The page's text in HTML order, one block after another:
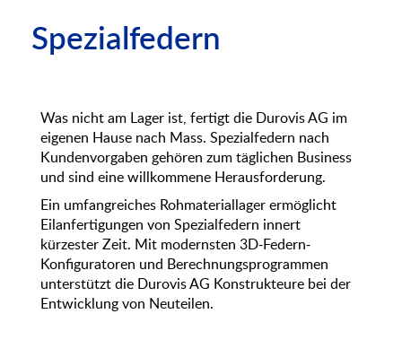
Spezialfedern
Was nicht am Lager ist, fertigt die Durovis AG im
eigenen Hause nach Mass. Spezialfedern nach
Kundenvorgaben gehören zum täglichen Business
und sind eine willkommene Herausforderung.
Ein umfangreiches Rohmateriallager ermöglicht
Eilanfertigungen von Spezialfedern innert
kürzester Zeit. Mit modernsten 3D-Federn-
Konfiguratoren und Berechnungsprogrammen
unterstützt die Durovis AG Konstrukteure bei der
Entwicklung von Neuteilen.